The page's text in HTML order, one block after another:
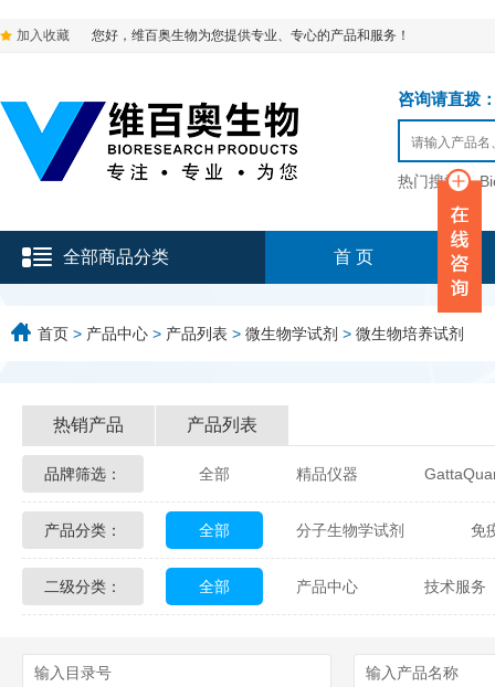
加入收藏 您好，维百奥生物为您提供专业、专心的产品和服务！
咨询请直拨
热门搜索：
全部商品分类 首 页
首页 > 产品中心 > 产品列表 > 微生物学试剂 > 微生物培养试剂
热销产品 产品列表
品牌筛选： 全部 精品仪器
Glycon Biochem Sterlitech
Echelon Biosciences Verichem
产品分类： 全部 分子生物学试剂 免
化学及生物化学试剂 材料学试剂
二级分类： 全部 产品中心 技术服务